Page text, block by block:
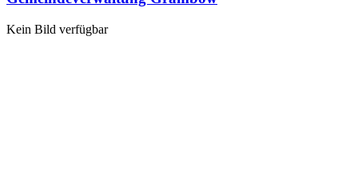
Kein Bild verfügbar